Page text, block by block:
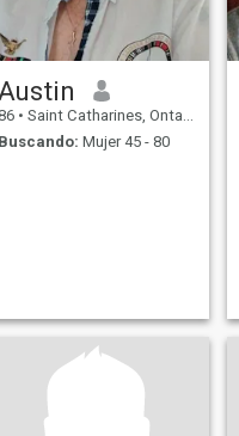
• Saint Catharines, Ontario, Canadá
Mujer 45 - 80